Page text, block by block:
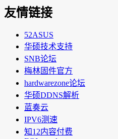
友情链接
52ASUS
华硕技术支持
SNB论坛
梅林固件官方
hardwarezone论坛
华硕DDNS解析
蓝奏云
IPV6测速
知12内容付费